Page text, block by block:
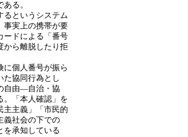
る。
というシステム
事実上の携帯が要
ードによる「番号
から離脱したり拒
個人番号が振ら
た協同行為とし
自由―自治・協
。「本人確認」を
主主義」「市民的
義社会の下での
を承知している